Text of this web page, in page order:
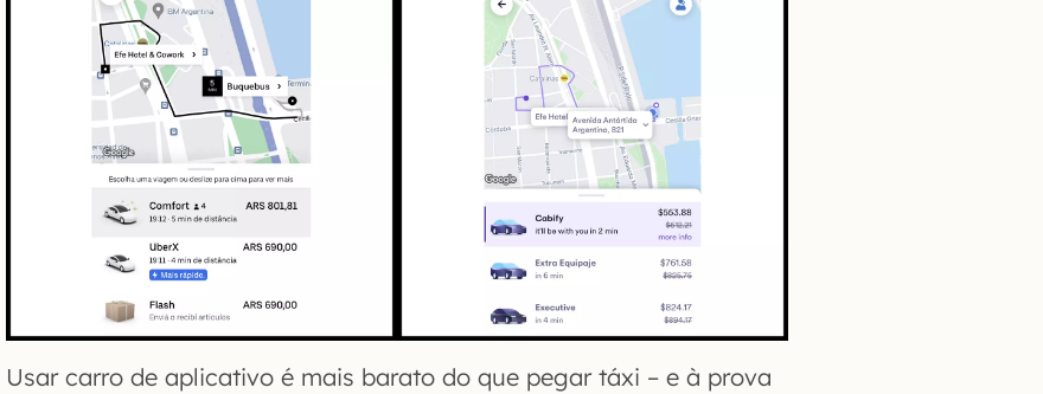
Usar carro de aplicativo é mais barato do que pegar táxi – e à prova